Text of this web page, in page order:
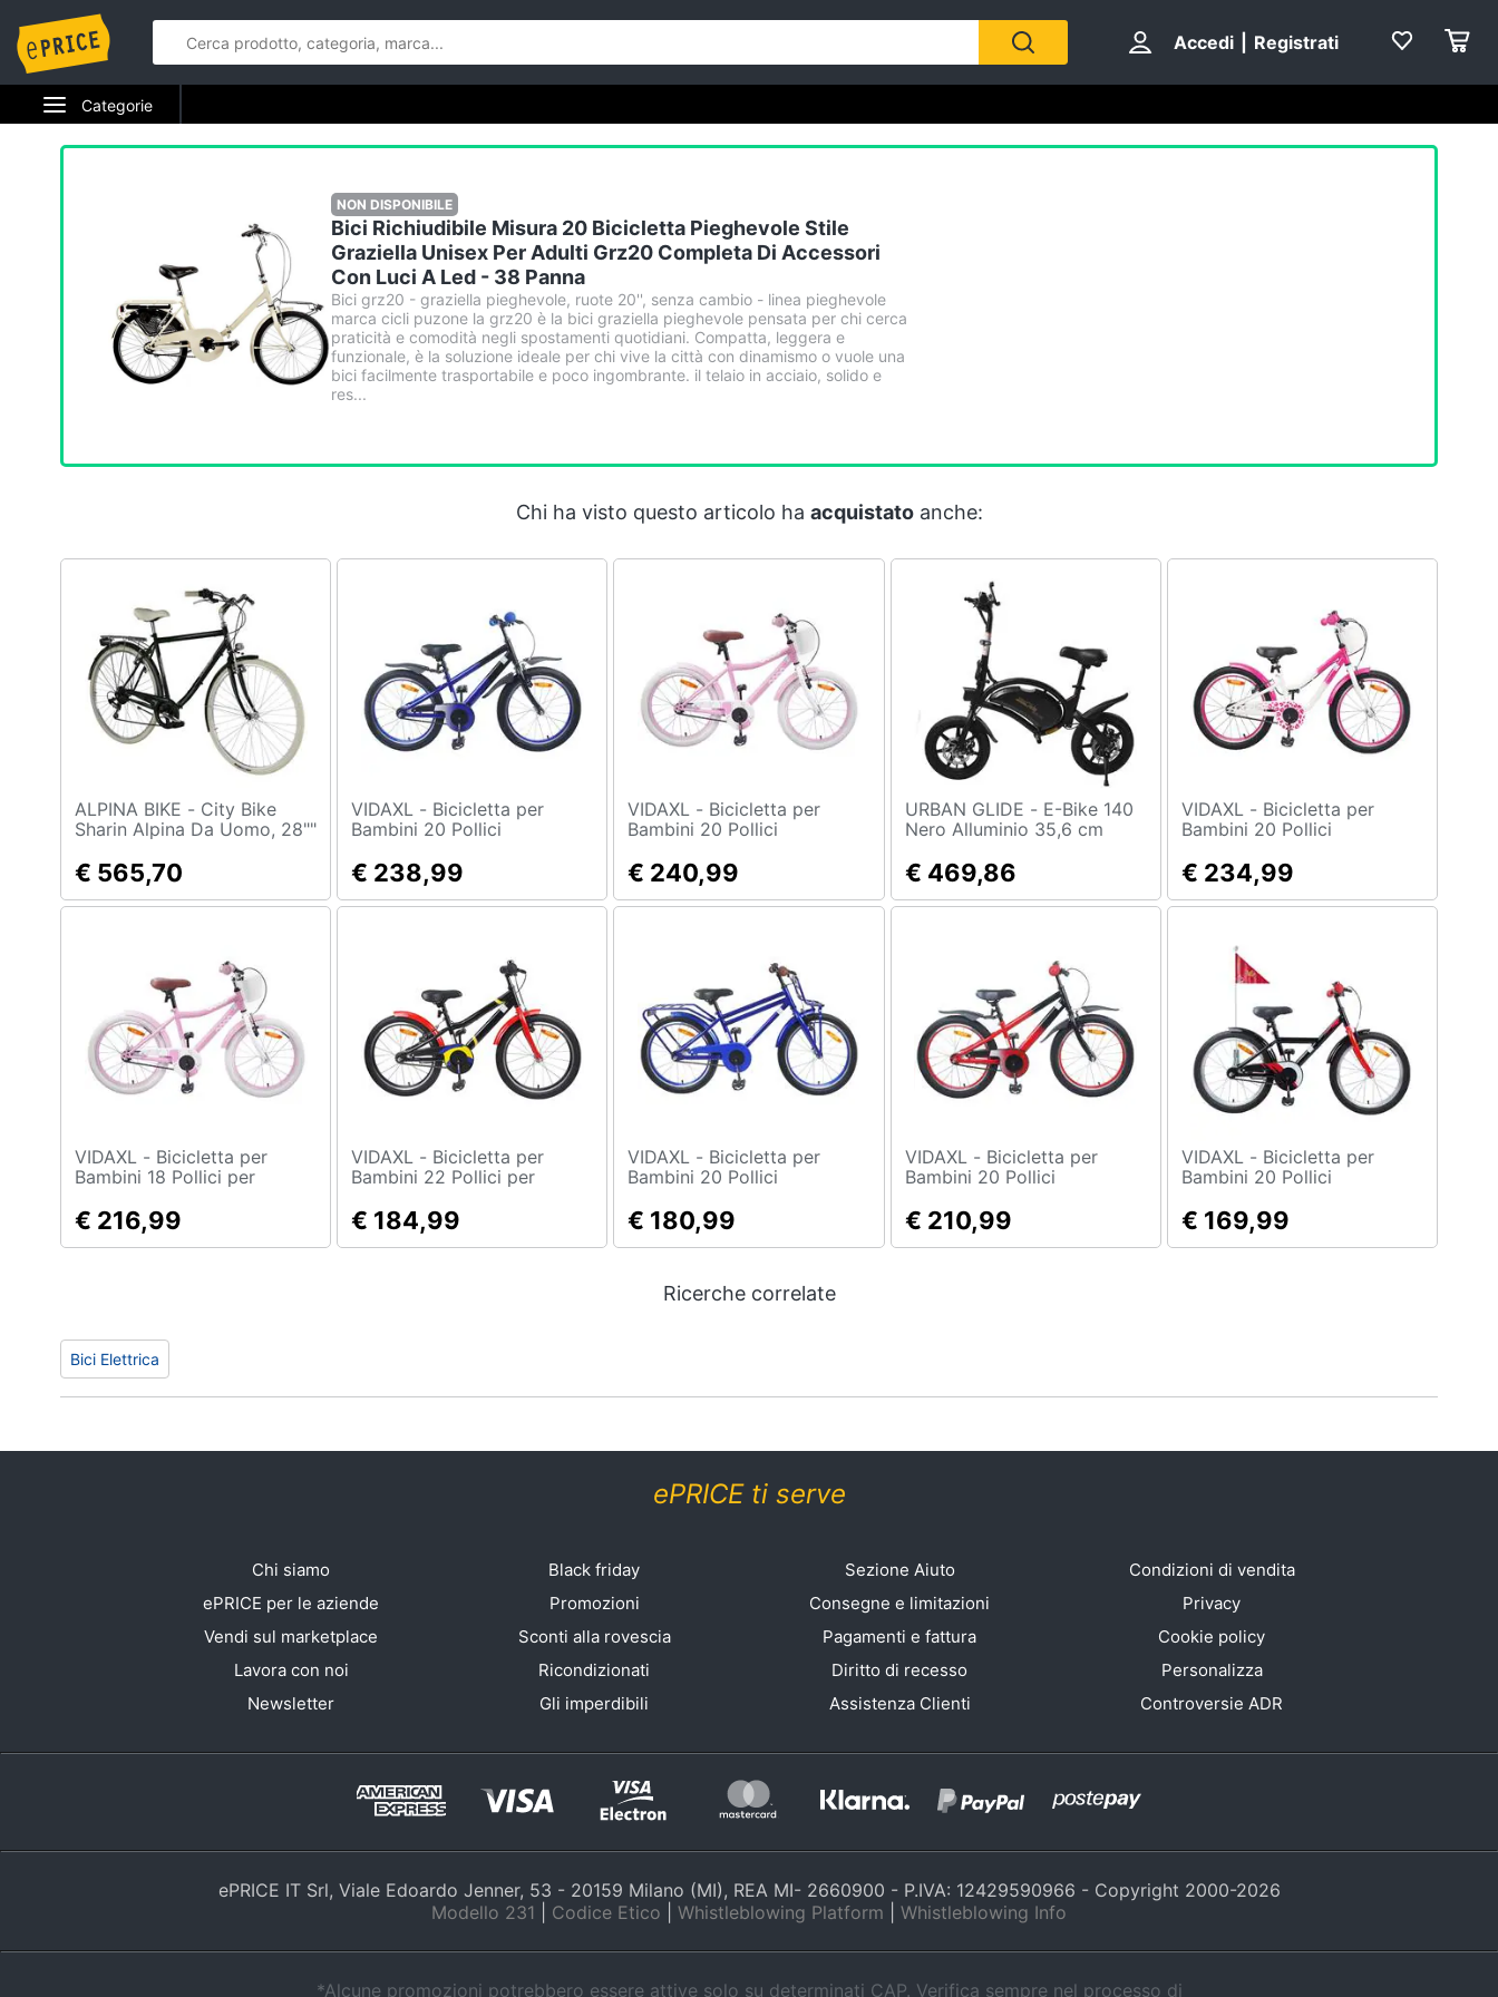
Accedi Registrati
Categorie
Elettrodomestici
Tv e Home Cinema
Smart home
Brico e Giardinaggio
Salute e igiene
Beauty
Giocattoli
Prima infanzia
Casalinghi
Animali
Motori
Libri, cd e dvd
Promozioni
NON DISPONIBILE
Bici Richiudibile Misura 20 Bicicletta Pieghevole Stile
Graziella Unisex Per Adulti Grz20 Completa Di Accessori
Con Luci A Led - 38 Panna
Bici grz20 - graziella pieghevole, ruote 20'', senza cambio - linea pieghevole
marca cicli puzone la grz20 è la bici graziella pieghevole pensata per chi cerca
praticità e comodità negli spostamenti quotidiani. Compatta, leggera e
funzionale, è la soluzione ideale per chi vive la città con dinamismo o vuole una
bici facilmente trasportabile e poco ingombrante. il telaio in acciaio, solido e
res...
Chi ha visto questo articolo ha acquistatoanche:
ALPINA BIKE - City Bike
Sharin Alpina Da Uomo, 28""
Verde
€ 565,70
VIDAXL - Bicicletta per
Bambini 20 Pollici
€ 238,99
VIDAXL - Bicicletta per
Bambini 20 Pollici
€ 240,99
URBAN GLIDE - E-Bike 140
Nero Alluminio 35,6 cm
€ 469,86
VIDAXL - Bicicletta per
Bambini 20 Pollici
€ 234,99
VIDAXL - Bicicletta per
Bambini 18 Pollici per
€ 216,99
VIDAXL - Bicicletta per
Bambini 22 Pollici per
€ 184,99
VIDAXL - Bicicletta per
Bambini 20 Pollici
€ 180,99
VIDAXL - Bicicletta per
Bambini 20 Pollici
€ 210,99
VIDAXL - Bicicletta per
Bambini 20 Pollici
€ 169,99
Ricerche correlate
Bici Elettrica
ePRICE ti serve
Chi siamo
ePRICE per le aziende
Vendi sul marketplace
Lavora con noi
Newsletter
Black friday
Promozioni
Sconti alla rovescia
Ricondizionati
Gli imperdibili
Sezione Aiuto
Consegne e limitazioni
Pagamenti e fattura
Diritto di recesso
Assistenza Clienti
Condizioni di vendita
Privacy
Cookie policy
Personalizza
Controversie ADR
ePRICE IT Srl, Viale Edoardo Jenner, 53 - 20159 Milano (MI), REA MI- 2660900 - P.IVA: 12429590966 - Copyright 2000-2026
Modello 231
Codice Etico Whistleblowing Platform Whistleblowing Info
*Alcune promozioni potrebbero essere attive solo su determinati CAP. Verifica sempre nel processo di